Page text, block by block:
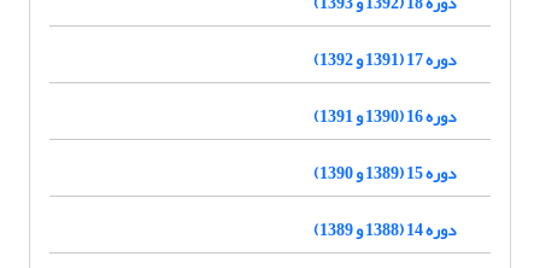
دوره 17 (1391 و 1392)
دوره 16 (1390 و 1391)
دوره 15 (1389 و 1390)
دوره 14 (1388 و 1389)